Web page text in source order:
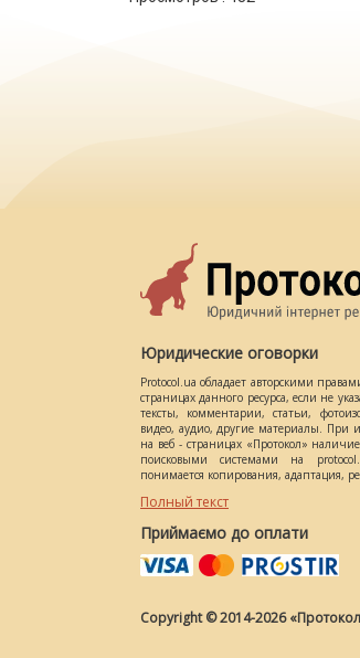
Юридические оговорки
Protocol.ua обладает авторскими
страницах данного ресурса, если не
тексты, комментарии, статьи,
видео, аудио, другие материалы. При
на веб - страницах «Протокол»
поисковыми системами на
понимается копирования, адаптация,
Полный текст
Приймаємо до оплати
Copyright © 2014-2026